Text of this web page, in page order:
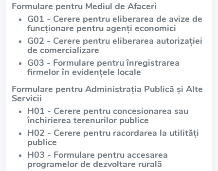
Formulare pentru Mediul de Afaceri
G01 - Cerere pentru eliberarea de avize de
funcționare pentru agenți economici
G02 - Cerere pentru eliberarea autorizației
de comercializare
G03 - Formulare pentru înregistrarea
firmelor în evidențele locale
Formulare pentru Administrația Publică și Alte
Servicii
H01 - Cerere pentru concesionarea sau
închirierea terenurilor publice
H02 - Cerere pentru racordarea la utilități
publice
H03 - Formulare pentru accesarea
programelor de dezvoltare rurală